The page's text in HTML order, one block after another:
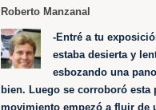
Roberto Manzanal
-Entré a tu
estaba desierta y
esbozando una
bien. Luego se corroboró
movimiento empezó a fluir de